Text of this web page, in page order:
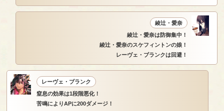
綾辻・愛奈
綾辻・愛奈は防御集中！
綾辻・愛奈のスケフィントンの娘！
レーヴェ・ブランクは回避！
レーヴェ・ブランク
窒息の効果は1段階悪化！
苦鳴によりAPに200ダメージ！